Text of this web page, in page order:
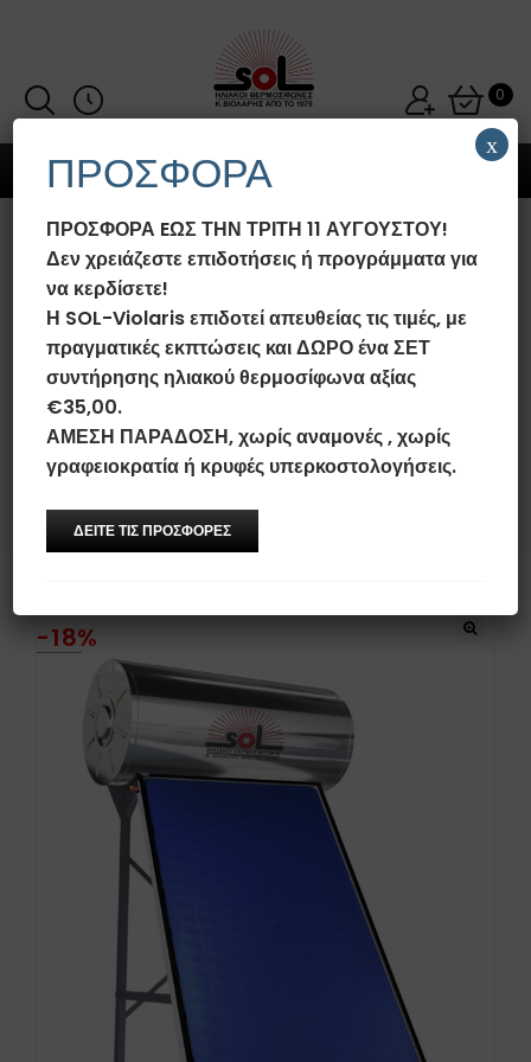
0
MENU
ΗΛΙΑΚΌΣ ΘΕΡΜΟΣΊΦΩΝΑΣ SOL-
VIOLARIS 160LT/2.52M²
GLASS/INOX EXCLUSIVE
ΕΠΙΛΕΚΤΙΚΌΣ ΤΙΤΑΝΊΟΥ FULL
PLATE (ΕΝΙΑΊΟ ΠΆΝΕΛ) NAVI
Αρχική σελίδα /Ηλιακοί Θερμοσίφωνες SOL-Violaris Glass/Inox
Ηλιακοί Θερμοσίφωνες SOL-Violaris 160L Glass/Inox
Exclusive/Ηλιακός Θερμοσίφωνας SOL-Violaris 160lt/2.52m²
Πάνελ) NAVI Διπλής Ενέργειας
-18%
ΠΡΟΣΦΟΡΑ
ΠΡΟΣΦΟΡΑ EΩΣ ΤΗΝ ΤΡΙΤΗ 11 ΑΥΓΟΥΣΤΟΥ!
Δεν χρειάζεστε επιδοτήσεις ή προγράμματα για
να κερδίσετε!
Η SOL-Violaris επιδοτεί απευθείας τις τιμές, με
πραγματικές εκπτώσεις και ΔΩΡΟ ένα ΣΕΤ
συντήρησης ηλιακού θερμοσίφωνα αξίας
€35,00.
ΑΜΕΣΗ ΠΑΡΑΔΟΣΗ, χωρίς αναμονές , χωρίς
γραφειοκρατία ή κρυφές υπερκοστολογήσεις.
ΔΕΙΤΕ ΤΙΣ ΠΡΟΣΦΟΡΕΣ
x